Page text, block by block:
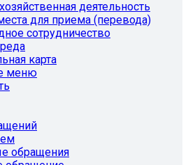
деятельность
для приема (перевода)
сотрудничество
карта
меню
обращения